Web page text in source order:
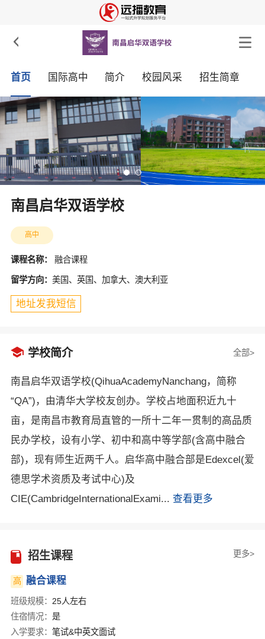

首页 国际高中 简介 校园风采 招生简章
南昌启华双语学校
高中
课程名称： 融合课程
留学方向： 美国、英国、加拿大、澳大利亚
地址发我短信
 学校简介 全部>
南昌启华双语学校(QihuaAcademyNanchang，简称
“QA”)，由清华大学校友创办。学校占地面积近九十
亩，是南昌市教育局直管的一所十二年一贯制的高品质
民办学校，设有小学、初中和高中等学部(含高中融合
部)，现有师生近两千人。启华高中融合部是Edexcel(爱
德思学术资质及考试中心)及
CIE(CambridgeInternationalExami... 查看更多
招生课程 更多>
高 融合课程
班级规模： 25人左右
住宿情况： 是
入学要求： 笔试&中英文面试